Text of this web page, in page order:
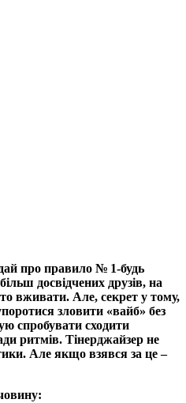
про правило № 1-будь
досвідчених друзів, на
вживати. Але, секрет у тому,
зловити «вайб» без
спробувати сходити
ритмів. Тінерджайзер не
Але якщо взявся за це –